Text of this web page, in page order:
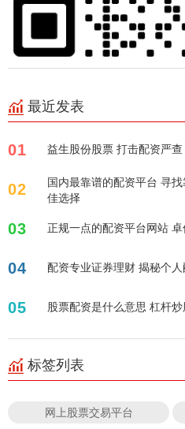
最近发表
01 益生股份股票 打击配资严
02
国内最靠谱的配资平台 寻
佳选择
03 正规一点的配资平台网站
04 配资专业证券理财 揭秘个人
05 股票配资是什么意思 杠杆
标签列表
网上股票交易平台